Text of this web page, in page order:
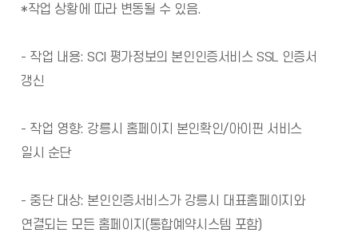
*작업 상황에 따라 변동될 수 있음.
- 작업 내용: SCI 평가정보의 본인인증서비스 SSL 인증서
갱신
- 작업 영향: 강릉시 홈페이지 본인확인/아이핀 서비스
일시 순단
- 중단 대상: 본인인증서비스가 강릉시 대표홈페이지와
연결되는 모든 홈페이지(통합예약시스템 포함)